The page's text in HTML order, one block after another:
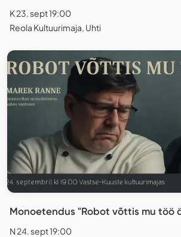
K 23. sept 19:00
Reola Kultuurimaja, Uhti
Monoetendus "Robot võttis mu töö
N 24. sept 19:00